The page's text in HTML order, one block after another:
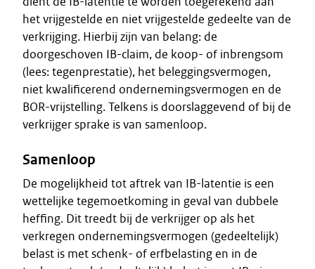
het vrijgestelde en niet vrijgestelde gedeelte van de
verkrijging. Hierbij zijn van belang: de
doorgeschoven IB-claim, de koop- of inbrengsom
(lees: tegenprestatie), het beleggingsvermogen,
niet kwalificerend ondernemingsvermogen en de
BOR-vrijstelling. Telkens is doorslaggevend of bij de
verkrijger sprake is van samenloop.
Samenloop
De mogelijkheid tot aftrek van IB-latentie is een
wettelijke tegemoetkoming in geval van dubbele
heffing. Dit treedt bij de verkrijger op als het
verkregen ondernemingsvermogen (gedeeltelijk)
belast is met schenk- of erfbelasting en in de